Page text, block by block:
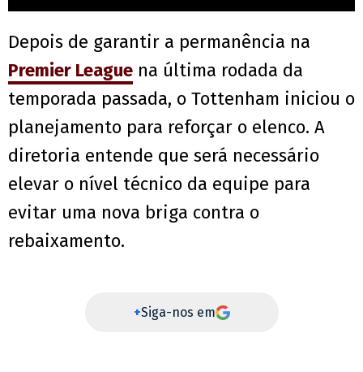
Depois de garantir a permanência na
Premier League na última rodada da
temporada passada, o Tottenham iniciou o
planejamento para reforçar o elenco. A
diretoria entende que será necessário
elevar o nível técnico da equipe para
evitar uma nova briga contra o
rebaixamento.
+Siga-nos em